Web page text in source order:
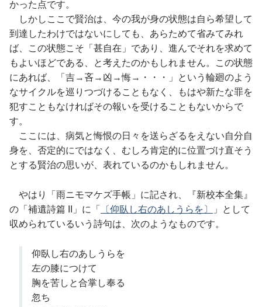
かった点です。
しかしここで賢治は、今の我が身の状態は自ら希望して
到達したわけではないにしても、あらためて省みてみれ
ば、この状態こそ「甚自在」であり、進んでそれを求めて
もよいほどである、と考えたのかもしれません。この状態
にあれば、「吉→吝→凶→悔→・・・」という輪廻のよう
なサイクルを巡りつづけることもなく、もはや新たな罪を
犯すこともなければその報いを受けることもないからで
す。
ここには、病気と悔恨の日々を送らざるをえない自分自
身を、否定的にではなく、むしろ肯定的に位置づけ直そう
とする賢治の思いが、表れているのかもしれません。
やはり「雨ニモマケズ手帳」に記され、『新校本全集』
の「補遺詩篇 II」に「
〔仰臥し右のあしうらを〕
」として
収められているいう詩句は、次のようなものです。
仰臥し右のあしうらを
左の膝につけて
胸を苦しと合掌し奉る
忽ち